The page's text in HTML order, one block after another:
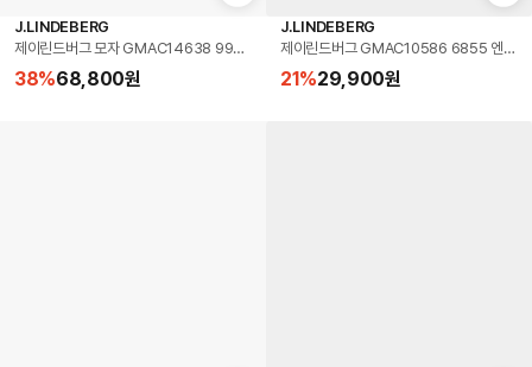
J.LINDEBERG
제이린드버그 모자 GMAC14638 9999 대니 골프 남성모자
38%68,800원
J.LINDEBERG
제이린드버그 GMAC10586 6855 엔조 암
21%29,900원